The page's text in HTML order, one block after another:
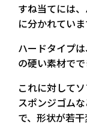
すね当てには
に分かれていま
ハードタイプ
の硬い素材で
これに対して
スポンジゴム
で、形状が若干